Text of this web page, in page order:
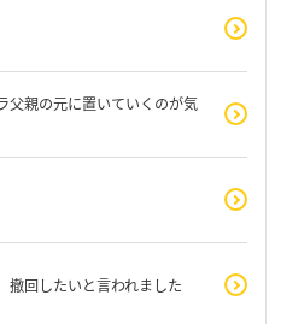
父親の元に置いていくのが気
撤回したいと言われました